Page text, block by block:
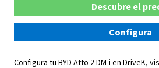
Descubre el
Configura
Configura tu BYD Atto 2 DM-i en DriveK,